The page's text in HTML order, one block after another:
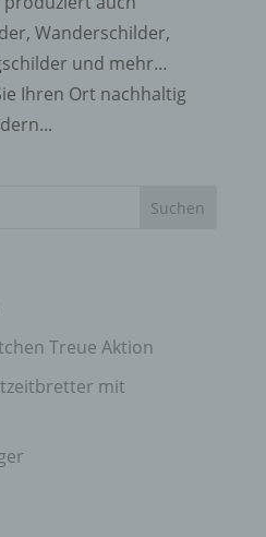
Wanderschilder,
und mehr…
Ihren Ort nachhaltig
Treue Aktion
mit